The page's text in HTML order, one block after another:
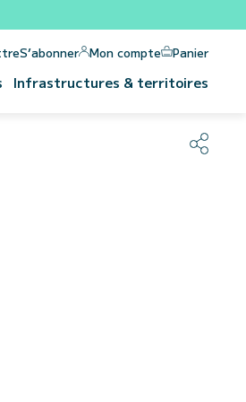
S’abonner Mon compte Panier
Infrastructures & territoires